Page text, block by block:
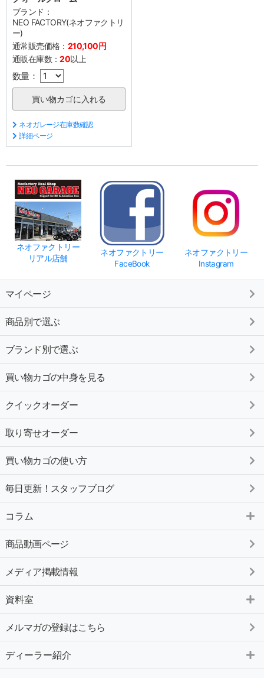
ブランド：
NEO FACTORY(ネオファクトリ
ー)
通常販売価格： 210,100円
通販在庫数：20以上
数量：
ネオガレージ在庫数確認
詳細ページ
ネオファクトリー
リアル店舗
ネオファクトリー
FaceBook
ネオファクトリー
Instagram
マイページ
商品別で選ぶ
ブランド別で選ぶ
買い物カゴの中身を見る
クイックオーダー
取り寄せオーダー
買い物カゴの使い方
毎日更新！スタッフブログ
コラム
商品動画ページ
メディア掲載情報
資料室
メルマガの登録はこちら
ディーラー紹介